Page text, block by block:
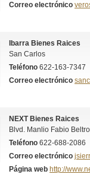
Correo electrónico
Ibarra Bienes Raices
San Carlos
Teléfono 622-163-7347
Correo electrónico
NEXT Bienes Raices
Blvd. Manlio Fabio
Teléfono 622-688-2086
Correo electrónico
Página web http://